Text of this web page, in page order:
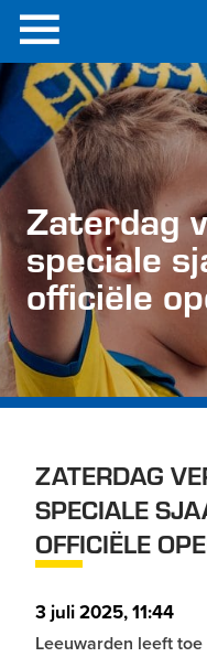
Zaterdag
speciale
officiële
ZATERDAG
SPECIALE
OFFICIËLE
3 juli 2025, 11:44
Leeuwarden leeft